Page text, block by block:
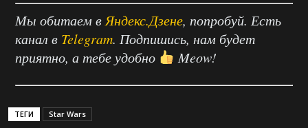
Мы обитаем вЯндекс.Дзене, попробуй. Есть
канал в Telegram. Подпишись, нам будет
приятно, а тебе удобно
Meow!
ТЕГИ Star Wars